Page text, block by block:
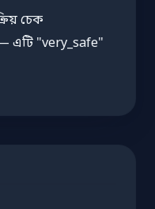
চেক
এটি "very_safe"